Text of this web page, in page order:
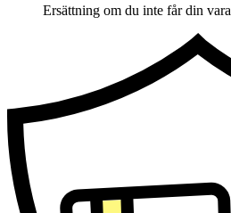
Ersättning om du inte får din vara